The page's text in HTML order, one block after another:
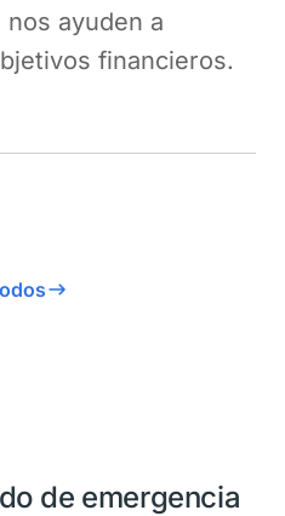
ayuden a
financieros.
de emergencia